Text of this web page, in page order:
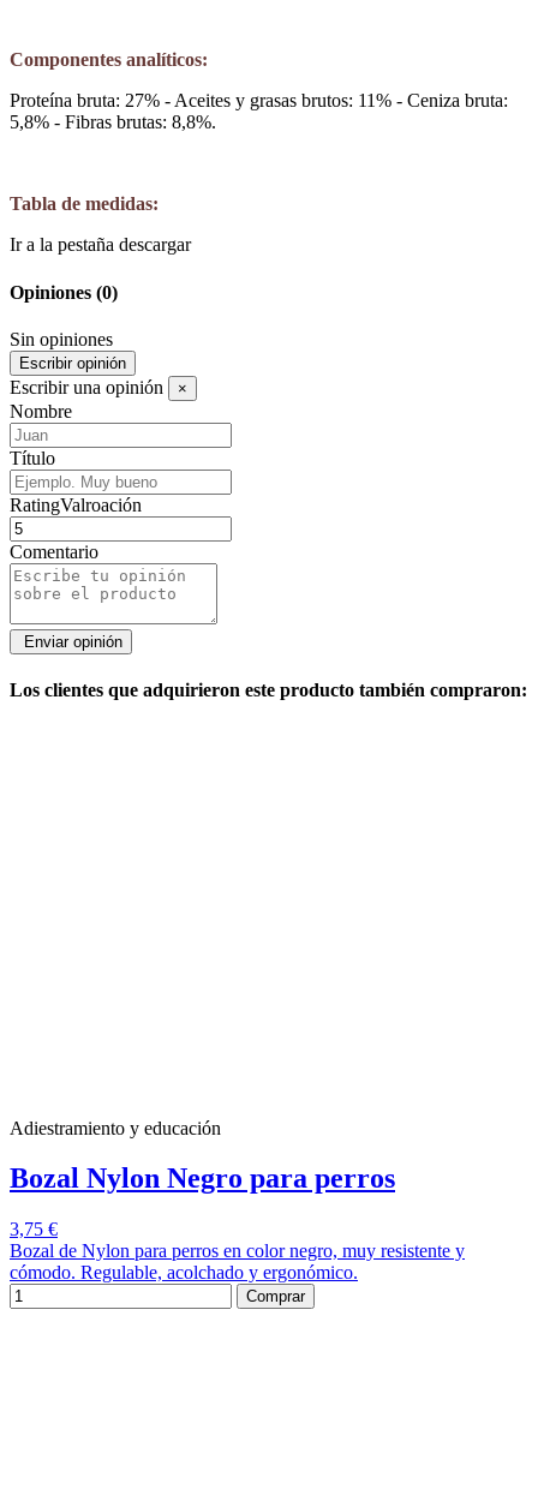
Componentes analíticos:
Proteína bruta: 27% - Aceites y grasas brutos: 11% - Ceniza bruta:
5,8% - Fibras brutas: 8,8%.
Tabla de medidas:
Ir a la pestaña descargar
Opiniones (0)
Sin opiniones
Escribir opinión
Escribir una opinión ×
Nombre
Título
RatingValroación
Comentario
Los clientes que adquirieron este producto también compraron:
Adiestramiento y educación
Bozal Nylon Negro para perros
3,75 €
Bozal de Nylon para perros en color negro, muy resistente y
cómodo. Regulable, acolchado y ergonómico.
Comprar